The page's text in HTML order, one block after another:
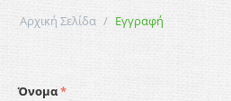
Αρχική Σελίδα / Εγγραφή
Όνομα